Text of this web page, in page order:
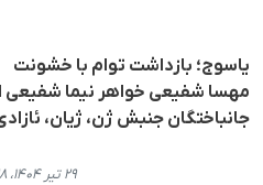
یاسوج؛ بازداشت توام با خشونت
مهسا شفیعی خواهر نیما شفیعی
جانباختگان جنبش ژن، ژیان،
۲۹ تیر ۱۴۰۴، ۱۵:۲۸